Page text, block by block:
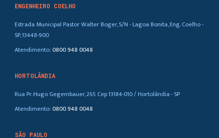
ENGENHEIRO COELHO
Estrada Municipal Pastor Walter Boger, S/N - Lagoa Bonita, Eng. Coelho -
SP, 13448-900
Atendimento:0800 948 0048
HORTOLÂNDIA
Rua Pr. Hugo Gegembauer, 265 Cep 13184-010 / Hortolândia - SP
Atendimento:0800 948 0048
SÃO PAULO